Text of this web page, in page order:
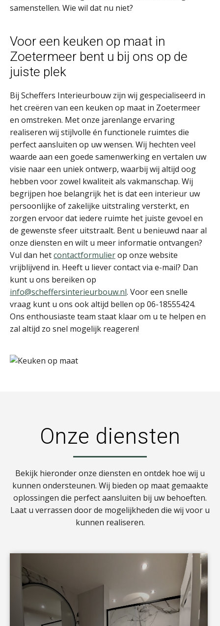
samenstellen. Wie wil dat nu niet?
Voor een keuken op maat in
Zoetermeer bent u bij ons op de
juiste plek
Bij Scheffers Interieurbouw zijn wij gespecialiseerd in
het creëren van een keuken op maat in Zoetermeer
en omstreken. Met onze jarenlange ervaring
realiseren wij stijlvolle én functionele ruimtes die
perfect aansluiten op uw wensen. Wij hechten veel
waarde aan een goede samenwerking en vertalen uw
visie naar een uniek ontwerp, waarbij wij altijd oog
hebben voor zowel kwaliteit als vakmanschap. Wij
begrijpen hoe belangrijk het is dat een interieur uw
persoonlijke of zakelijke uitstraling versterkt, en
zorgen ervoor dat iedere ruimte het juiste gevoel en
de gewenste sfeer uitstraalt. Bent u benieuwd naar al
onze diensten en wilt u meer informatie ontvangen?
Vul dan hetcontactformulierop onze website
vrijblijvend in. Heeft u liever contact via e-mail? Dan
kunt u ons bereiken op
info@scheffersinterieurbouw.nl. Voor een snelle
vraag kunt u ons ook altijd bellen op 06-18555424.
Ons enthousiaste team staat klaar om u te helpen en
zal altijd zo snel mogelijk reageren!
Onze diensten
Bekijk hieronder onze diensten en ontdek hoe wij u
kunnen ondersteunen. Wij bieden op maat gemaakte
oplossingen die perfect aansluiten bij uw behoeften.
Laat u verrassen door de mogelijkheden die wij voor u
kunnen realiseren.